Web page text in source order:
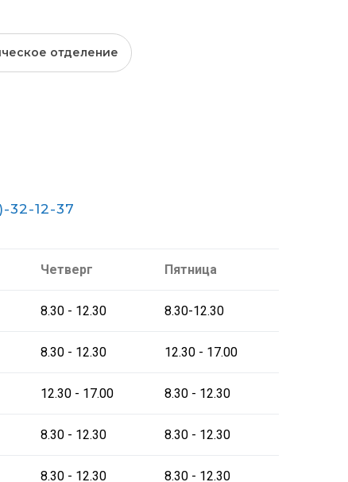
отделение
32-12-37
Четверг Пятница
8.30 - 12.30 8.30-12.30
8.30 - 12.30 12.30 - 17.00
12.30 - 17.00 8.30 - 12.30
8.30 - 12.30 8.30 - 12.30
8.30 - 12.30 8.30 - 12.30